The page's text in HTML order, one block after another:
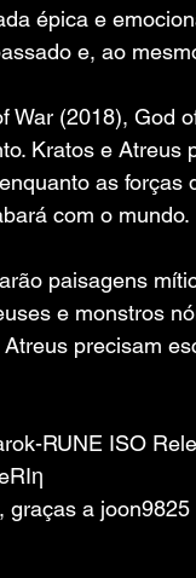
épica e
e, ao
War (2018), God
Kratos e
as
com o mundo.
paisagens
e monstros
precisam
RUNE ISO
graças a joon9825